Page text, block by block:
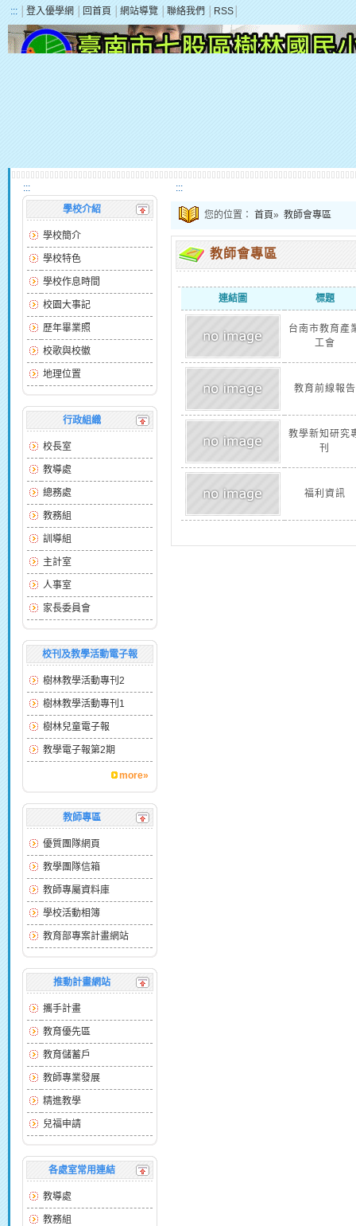
::: 登入優學網 回首頁 網站導覽 聯絡我們 RSS
:::
學校介紹
學校簡介
學校特色
學校作息時間
校園大事記
歷年畢業照
校歌與校徽
地理位置
行政組織
校長室
教導處
總務處
教務組
訓導組
主計室
人事室
家長委員會
校刊及教學活動電子報
樹林教學活動專刊2
樹林教學活動專刊1
樹林兒童電子報
教學電子報第2期
more»
教師專區
優質團隊網頁
教學團隊信箱
教師專屬資料庫
學校活動相簿
教育部專案計畫網站
推動計畫網站
攜手計畫
教育優先區
教育儲蓄戶
教師專業發展
精進教學
兒福申請
各處室常用連結
教導處
教務組
:::
您的位置： 首頁» 教師會專區
教師會專區
連結圖 標題
台南市教育產
工會
教育前線報告
教學新知研究
刊
福利資訊